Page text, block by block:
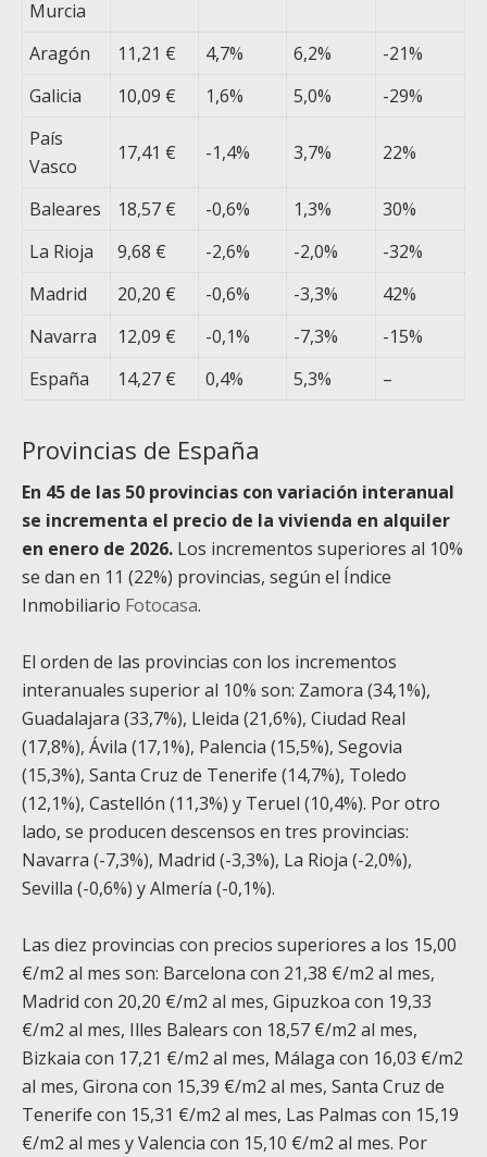
Murcia
Aragón
11,21 € 4,7% 6,2%
-21%
Galicia
10,09 € 1,6% 5,0%
-29%
País
Vasco
17,41 € -1,4% 3,7% 22%
Baleares 18,57 € -0,6% 1,3%
30%
La Rioja
9,68 € -2,6% -2,0%
-32%
Madrid
20,20 € -0,6% -3,3%
42%
Navarra
12,09 € -0,1% -7,3%
-15%
España
14,27 € 0,4% 5,3% –
Provincias de España
En 45 de las 50 provincias con variación interanual
se incrementa el precio de la vivienda en alquiler
en enero de 2026. Los incrementos superiores al 10%
se dan en 11 (22%) provincias, según el Índice
Inmobiliario Fotocasa.
El orden de las provincias con los incrementos
interanuales superior al 10% son: Zamora (34,1%),
Guadalajara (33,7%), Lleida (21,6%), Ciudad Real
(17,8%), Ávila (17,1%), Palencia (15,5%), Segovia
(15,3%), Santa Cruz de Tenerife (14,7%), Toledo
(12,1%), Castellón (11,3%) y Teruel (10,4%). Por otro
lado, se producen descensos en tres provincias:
Navarra (-7,3%), Madrid (-3,3%), La Rioja (-2,0%),
Sevilla (-0,6%) y Almería (-0,1%).
Las diez provincias con precios superiores a los 15,00
€/m2 al mes son: Barcelona con 21,38 €/m2 al mes,
Madrid con 20,20 €/m2 al mes, Gipuzkoa con 19,33
€/m2 al mes, Illes Balears con 18,57 €/m2 al mes,
Bizkaia con 17,21 €/m2 al mes, Málaga con 16,03 €/m2
al mes, Girona con 15,39 €/m2 al mes, Santa Cruz de
Tenerife con 15,31 €/m2 al mes, Las Palmas con 15,19
€/m2 al mes y Valencia con 15,10 €/m2 al mes. Por